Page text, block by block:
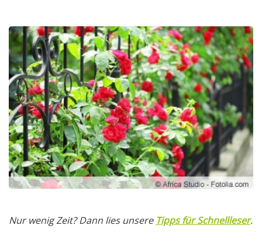
Nur wenig Zeit? Dann lies unsere Tipps für Schnellleser.